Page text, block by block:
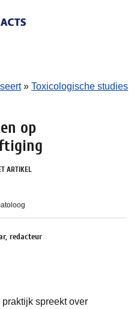
» Toxicologische studies
op
ARTIKEL
redacteur
spreekt over